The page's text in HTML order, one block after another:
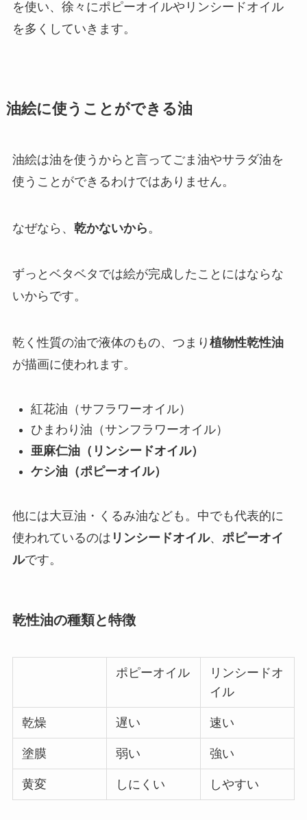
を使い、徐々にポピーオイルやリンシードオイル
を多くしていきます。
油絵に使うことができる油
油絵は油を使うからと言ってごま油やサラダ油を
使うことができるわけではありません。
なぜなら、 乾かないから 。
ずっとベタベタでは絵が完成したことにはならな
いからです。
乾く性質の油で液体のもの、つまり 植物性乾性油
が描画に使われます。
紅花油（サフラワーオイル）
ひまわり油（サンフラワーオイル）
亜麻仁油（リンシードオイル）
ケシ油（ポピーオイル）
他には大豆油・くるみ油なども。中でも代表的に
使われているのは リンシードオイル、 ポピーオイ
ルです。
乾性油の種類と特徴
ポピーオイル
リンシードオ
イル
乾燥 遅い 速い
塗膜 弱い 強い
黄変 しにくい しやすい